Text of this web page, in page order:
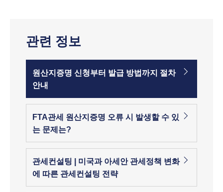
관련 정보
원산지증명 신청부터 발급 방법까지 절차
안내
FTA관세 원산지증명 오류 시 발생할 수 있
는 문제는?
관세컨설팅 | 미국과 아세안 관세정책 변화
에 따른 관세컨설팅 전략